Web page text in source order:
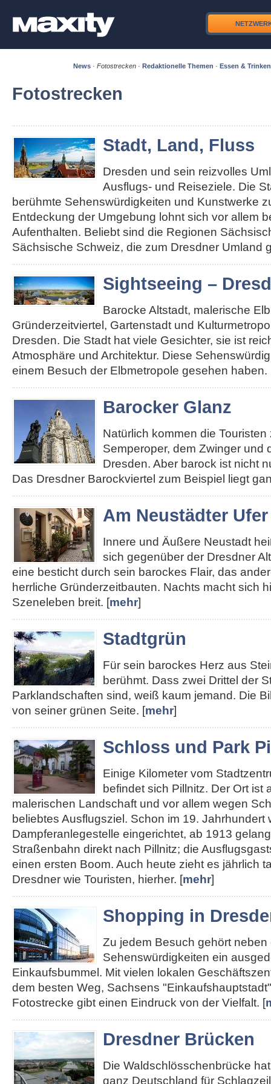
News· Fotostrecken· Redaktionelle Themen · Essen & Trinken
Fotostrecken
Stadt, Land, Fluss
Dresden und sein reizvolles
Ausflugs- und Reiseziele. Die
berühmte Sehenswürdigkeiten und Kunstwerke
Entdeckung der Umgebung lohnt sich vor allem
Aufenthalten. Beliebt sind die Regionen
Sächsische Schweiz, die zum Dresdner Umland
Sightseeing –
Barocke Altstadt, malerische
Gründerzeitviertel, Gartenstadt und
Dresden. Die Stadt hat viele Gesichter, sie ist
Atmosphäre und Architektur. Diese
einem Besuch der Elbmetropole gesehen haben.
Barocker Glanz
Natürlich kommen die
Semperoper, dem Zwinger und
Dresden. Aber barock ist nicht
Das Dresdner Barockviertel zum Beispiel liegt
Am Neustädter Ufer
Innere und Äußere Neustadt
sich gegenüber der Dresdner
eine besticht durch sein barockes Flair, das
herrliche Gründerzeitbauten. Nachts macht sich
Szeneleben breit. [mehr]
Stadtgrün
Für sein barockes Herz aus
berühmt. Dass zwei Drittel der
Parklandschaften sind, weiß kaum jemand. Die
von seiner grünen Seite. [mehr]
Schloss und Park
Einige Kilometer vom
befindet sich Pillnitz. Der Ort ist
malerischen Landschaft und vor allem wegen
beliebtes Ausflugsziel. Schon im 19. Jahrhundert
Dampferanlegestelle eingerichtet, ab 1913
Straßenbahn direkt nach Pillnitz; die
einen ersten Boom. Auch heute zieht es jährlich
Dresdner wie Touristen, hierher. [mehr]
Shopping in
Zu jedem Besuch gehört neben
Sehenswürdigkeiten ein
Einkaufsbummel. Mit vielen lokalen
dem besten Weg, Sachsens
Fotostrecke gibt einen Eindruck von der Vielfalt. [
Dresdner Brücken
Die Waldschlösschenbrücke
ganz Deutschland für